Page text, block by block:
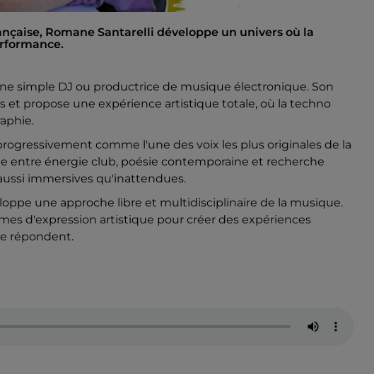
Romane Santarelli développe un univers où la
simple DJ ou productrice de musique électronique. Son
et propose une expérience artistique totale, où la techno
comme l'une des voix les plus originales de la
entre énergie club, poésie contemporaine et recherche
immersives qu'inattendues.
une approche libre et multidisciplinaire de la musique.
d'expression artistique pour créer des expériences
répondent.